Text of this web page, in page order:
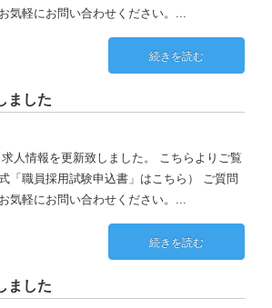
気軽にお問い合わせください。...
続きを読む
ました
人情報を更新致しました。 こちらよりご覧
「職員採用試験申込書」はこちら） ご質問
気軽にお問い合わせください。...
続きを読む
ました